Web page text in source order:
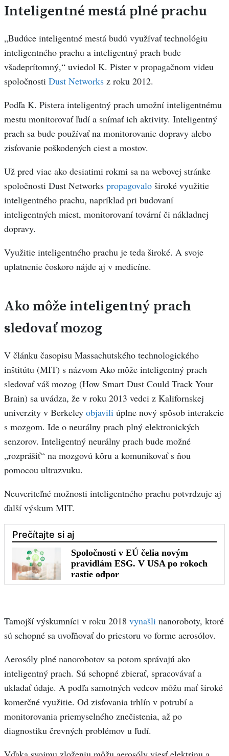
Inteligentné mestá plné prachu
„Budúce inteligentné mestá budú využívať technológiu
inteligentného prachu a inteligentný prach bude
všadeprítomný,“ uviedol K. Pister v propagačnom videu
spoločnosti Dust Networks z roku 2012.
Podľa K. Pistera inteligentný prach umožní inteligentnému
mestu monitorovať ľudí a snímať ich aktivity. Inteligentný
prach sa bude používať na monitorovanie dopravy alebo
zisťovanie poškodených ciest a mostov.
Už pred viac ako desiatimi rokmi sa na webovej stránke
spoločnosti Dust Networks propagovalo široké využitie
inteligentného prachu, napríklad pri budovaní
inteligentných miest, monitorovaní tovární či nákladnej
dopravy.
Využitie inteligentného prachu je teda široké. A svoje
uplatnenie čoskoro nájde aj v medicíne.
Ako môže inteligentný prach
sledovať mozog
V článku časopisu Massachutského technologického
inštitútu (MIT) s názvom Ako môže inteligentný prach
sledovať váš mozog (How Smart Dust Could Track Your
Brain) sa uvádza, že v roku 2013 vedci z Kalifornskej
univerzity v Berkeley objavili úplne nový spôsob interakcie
s mozgom. Ide o neurálny prach plný elektronických
senzorov. Inteligentný neurálny prach bude možné
„rozprášiť“ na mozgovú kôru a komunikovať s ňou
pomocou ultrazvuku.
Neuveriteľné možnosti inteligentného prachu potvrdzuje aj
ďalší výskum MIT.
Tamojší výskumníci v roku 2018 vynašli nanoroboty, ktoré
sú schopné sa uvoľňovať do priestoru vo forme aerosólov.
Aerosóly plné nanorobotov sa potom správajú ako
inteligentný prach. Sú schopné zbierať, spracovávať a
ukladať údaje. A podľa samotných vedcov môžu mať široké
komerčné využitie. Od zisťovania trhlín v potrubí a
monitorovania priemyselného znečistenia, až po
diagnostiku črevných problémov u ľudí.